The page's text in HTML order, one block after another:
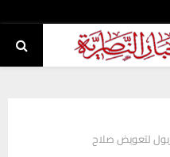
لتعويض صلاح